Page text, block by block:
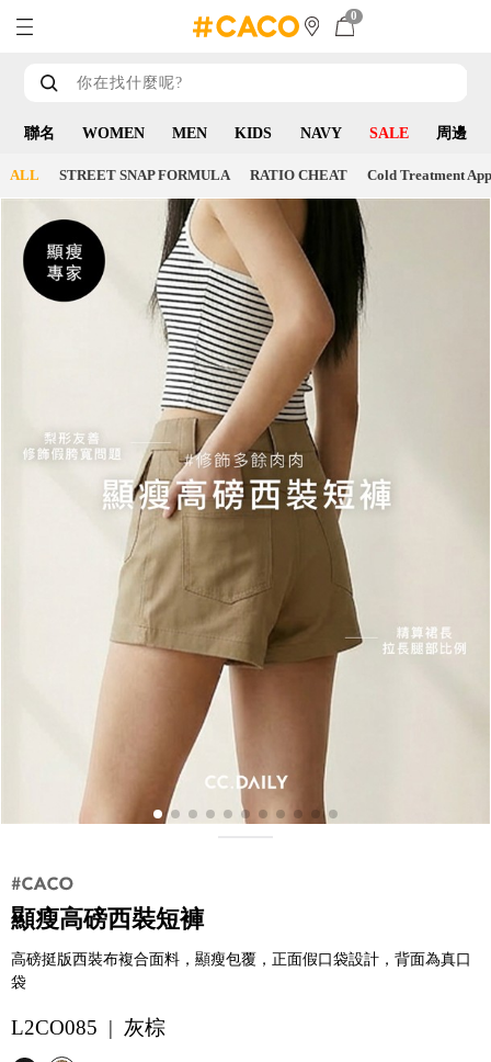
0
聯名 WOMEN MEN KIDS NAVY SALE 周邊
ALL STREET SNAP FORMULA RATIO CHEAT Cold Treatment
顯瘦高磅西裝短褲
高磅挺版西裝布複合面料，顯瘦包覆，正面假口袋設計，背面為真口
袋
L2CO085 | 灰棕